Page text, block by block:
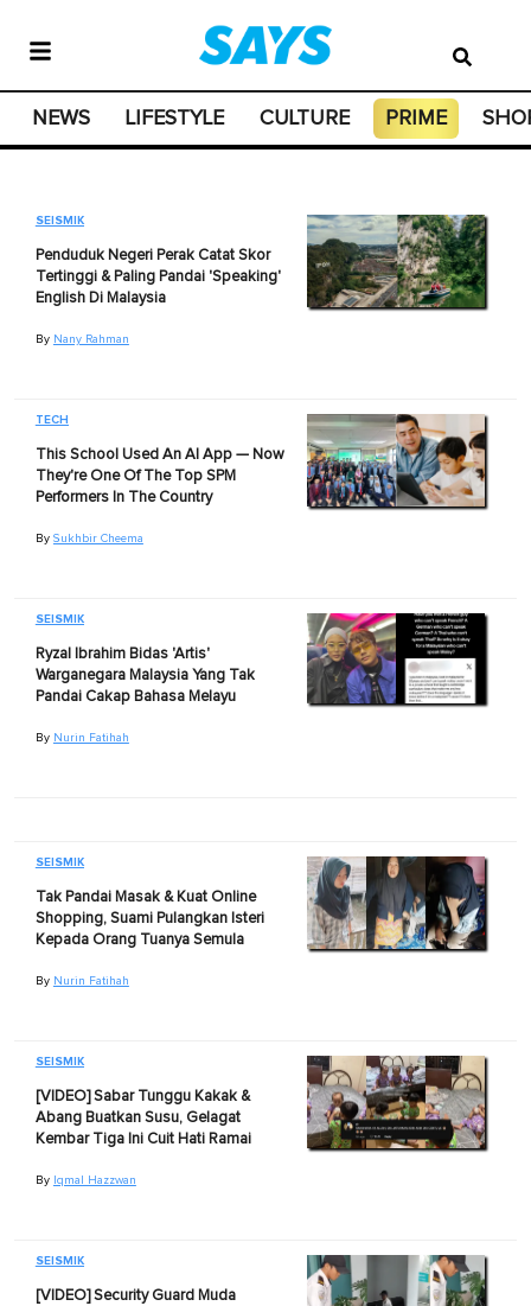
NEWS LIFESTYLE CULTURE PRIME
SEISMIK
Penduduk Negeri Perak Catat Skor
Tertinggi & Paling Pandai 'Speaking'
English Di Malaysia
By Nany Rahman
TECH
This School Used An AI App — Now
They're One Of The Top SPM
Performers In The Country
By Sukhbir Cheema
SEISMIK
Ryzal Ibrahim Bidas 'Artis'
Warganegara Malaysia Yang Tak
Pandai Cakap Bahasa Melayu
By Nurin Fatihah
SEISMIK
Tak Pandai Masak & Kuat Online
Shopping, Suami Pulangkan Isteri
Kepada Orang Tuanya Semula
By Nurin Fatihah
SEISMIK
[VIDEO] Sabar Tunggu Kakak &
Abang Buatkan Susu, Gelagat
Kembar Tiga Ini Cuit Hati Ramai
By Iqmal Hazzwan
SEISMIK
[VIDEO] Security Guard Muda